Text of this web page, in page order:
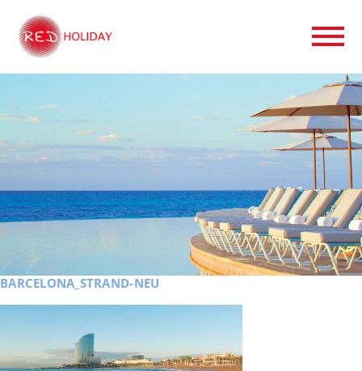
BARCELONA_STRAND-NEU